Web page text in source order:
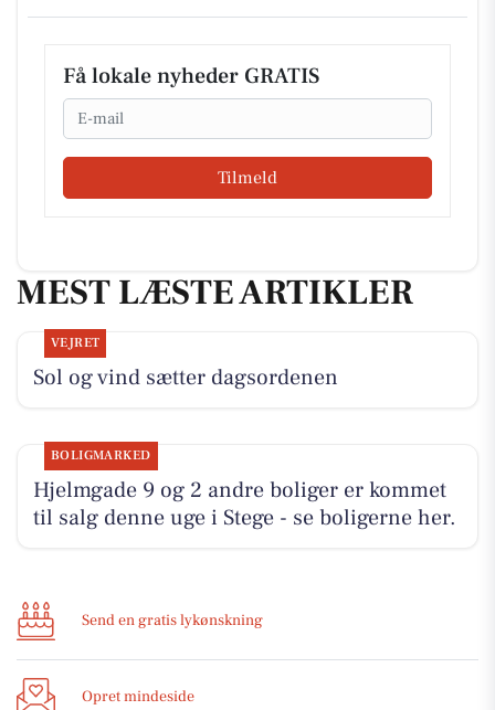
Få lokale nyheder GRATIS
Email
Tilmeld
MEST LÆSTE ARTIKLER
VEJRET
Sol og vind sætter dagsordenen
BOLIGMARKED
Hjelmgade 9 og 2 andre boliger er kommet
til salg denne uge i Stege - se boligerne her.
Send en gratis lykønskning
Opret mindeside